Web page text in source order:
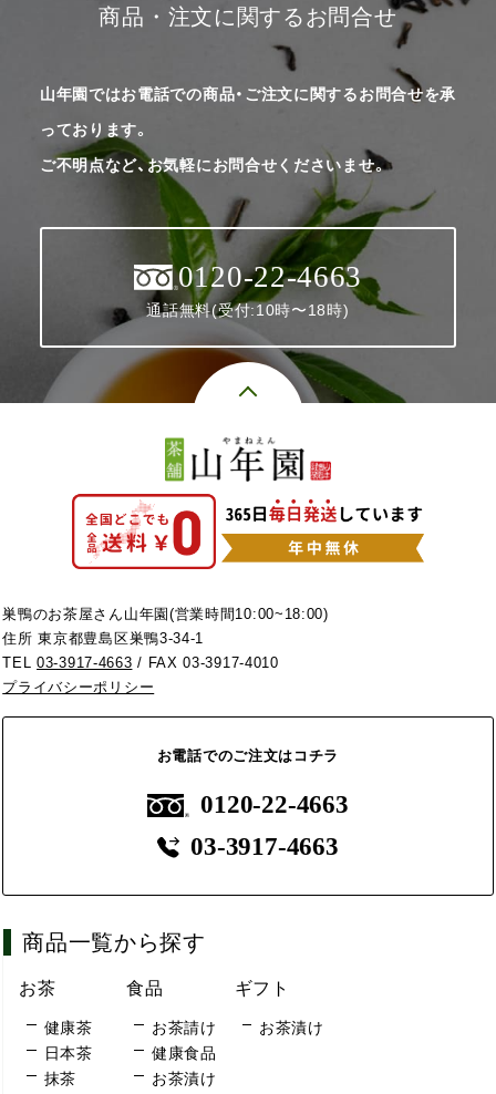
商品・注文に関するお問合せ
山年園ではお電話での商品・ご注文に関するお問合せを承
っております。
ご不明点など、お気軽にお問合せくださいませ。
0120-22-4663
通話無料(受付:10時〜18時)
巣鴨のお茶屋さん山年園(営業時間10:00~18:00)
住所 東京都豊島区巣鴨3-34-1
TEL03-3917-4663 / FAX 03-3917-4010
プライバシーポリシー
お電話でのご注文はコチラ
0120-22-4663
03-3917-4663
商品一覧から探す
お茶
健康茶
日本茶
抹茶
食品
お茶請け
健康食品
お茶漬け
ギフト
お茶漬け